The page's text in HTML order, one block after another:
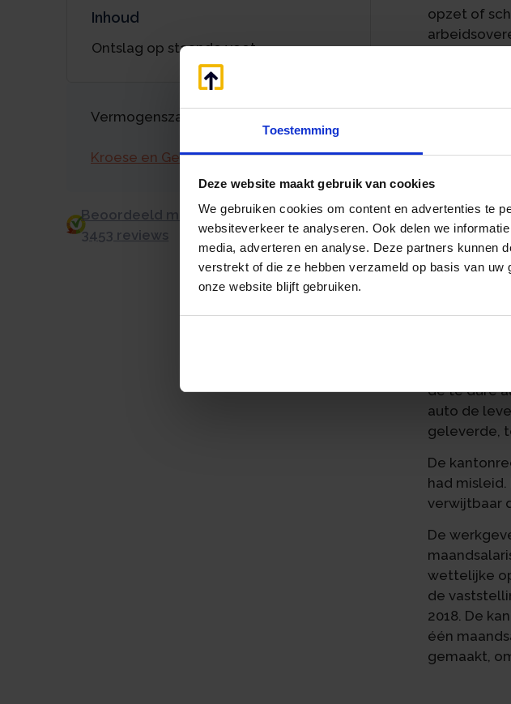
Toestemming
Deze website maakt gebruik van cookies
We gebruiken cookies om content en advertenties te
websiteverkeer te analyseren. Ook delen we
media, adverteren en analyse. Deze partners kunnen
verstrekt of die ze hebben verzameld op basis van
onze website blijft gebruiken.
Inhoud
Ontslag op staande voet
Vermogenszaken goed regelen?
Kroese en Geraerts
Beoordeeld met een 9.0 uit 10 op basis van
3453 reviews
opzet of
tot het
Nadat de
directeur
september
een
voordoen
directeur.
voet te
staande
koopsom
de te dure
auto de
geleverde,
De
had
verwijtbaar
De
wettelijke
de
2018. De
één
gemaakt,